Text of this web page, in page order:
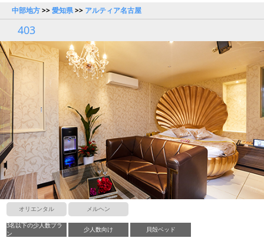
中部地方>>愛知県>> アルティア名古屋
403
オリエンタル メルヘン
3名以下の少人数プラ
ン
少人数向け 貝殻ベッド